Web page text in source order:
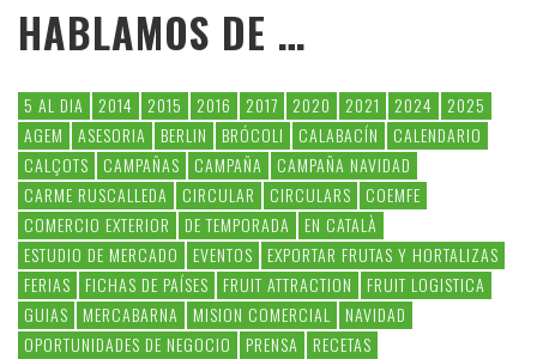
HABLAMOS DE …
5 AL DIA 2014 2015 2016 2017 2020 2021 2024
2025
AGEM
ASESORIA BERLIN BRÓCOLI CALABACÍN
CALENDARIO
CALÇOTS
CAMPAÑAS CAMPAÑA
CAMPAÑA NAVIDAD
CARME RUSCALLEDA
CIRCULAR CIRCULARS
COEMFE
COMERCIO EXTERIOR
DE TEMPORADA
EN CATALÀ
ESTUDIO DE MERCADO
EVENTOS
EXPORTAR FRUTAS Y HORTALIZAS
FERIAS
FICHAS DE PAÍSES FRUIT ATTRACTION
FRUIT LOGISTICA
GUIAS
MERCABARNA MISION COMERCIAL
NAVIDAD
OPORTUNIDADES DE NEGOCIO
PRENSA
RECETAS